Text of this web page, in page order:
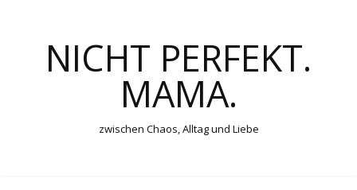
NICHT PERFEKT.
MAMA.
zwischen Chaos, Alltag und Liebe